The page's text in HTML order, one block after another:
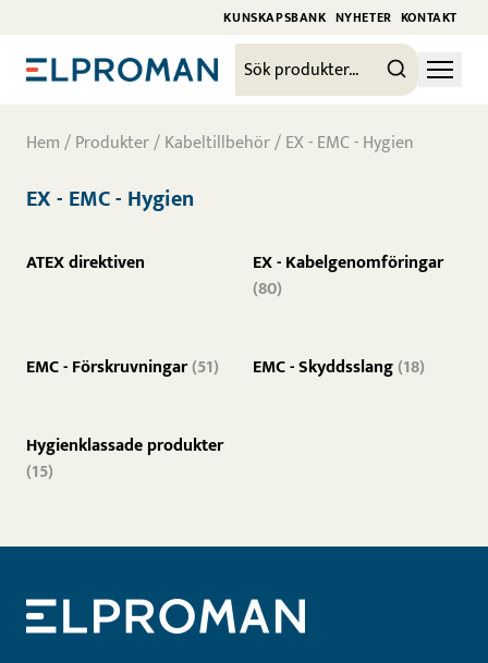
KUNSKAPSBANK NYHETER KONTAKT
Hem/Produkter/Kabeltillbehör/ EX - EMC - Hygien
EX - EMC - Hygien
ATEX direktiven
EX - Kabelgenomföringar
(80)
EMC - Förskruvningar(51) EMC - Skyddsslang(18)
Hygienklassade produkter
(15)